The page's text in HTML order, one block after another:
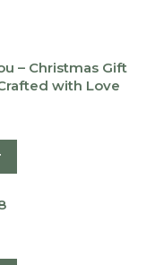
– Christmas Gift
with Love